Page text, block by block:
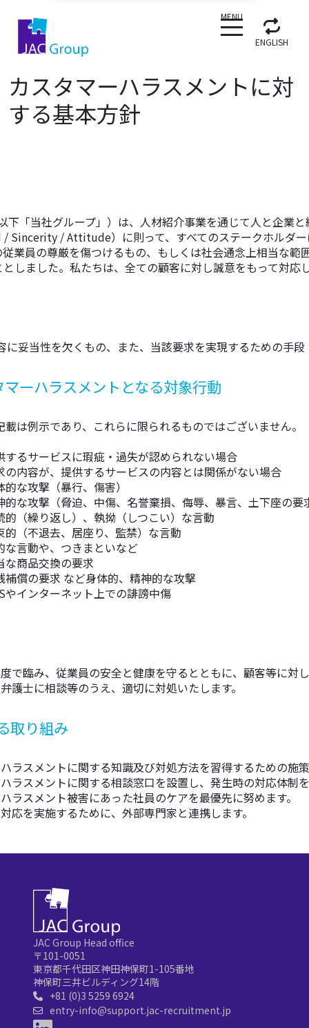
MENU
ENGLISH
カスタマーハラスメントに対
する基本方針
「当社グループ」）は、人材紹介事業を通じて人と企業
/ Attitude）に則って、すべてのステークホルダ
員の尊厳を傷つけるもの、もしくは社会通念上相当な範
ました。私たちは、全ての顧客に対し誠意をもって対
当性を欠くもの、また、当該要求を実現するための
ーハラスメントとなる対象行動
載は例示であり、これらに限られるものではございません。
するサービスに瑕疵・過失が認められない場合
の内容が、提供するサービスの内容とは関係がない場合
的な攻撃（暴行、傷害）
的な攻撃（脅迫、中傷、名誉棄損、侮辱、暴言、土下座の要
的（繰り返し）、執拗（しつこい）な言動
的（不退去、居座り、監禁）な言動
な言動や、つきまといなど
な商品交換の要求
補償の要求 など身体的、精神的な攻撃
やインターネット上での誹謗中傷
で臨み、従業員の安全と健康を守るとともに、顧客等に対
士に相談等のうえ、適切に対処いたします。
取り組み
ラスメントに関する知識及び対処方法を習得するための施
ラスメントに関する相談窓口を設置し、発生時の対応体制
ラスメント被害にあった社員のケアを最優先に努めます。
応を実施するために、外部専門家と連携します。
JAC Group Head office
〒101-0051
東京都千代田区神田神保町1-105番地
神保町三井ビルディング14階
+81 (0)3 5259 6924
entry-info@support.jac-recruitment.jp